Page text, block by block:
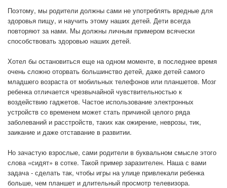
Поэтому, мы родители должны сами не употреблять вредные для
здоровья пищу, и научить этому наших детей. Дети всегда
повторяют за нами. Мы должны личным примером всячески
способствовать здоровью наших детей.
Хотел бы остановиться еще на одном моменте, в последнее время
очень сложно оторвать большинство детей, даже детей самого
младшего возраста от мобильных телефонов или планшетов. Мозг
ребенка отличается чрезвычайной чувствительностью к
воздействию гаджетов. Частое использование электронных
устройств со временем может стать причиной целого ряда
заболеваний и расстройств, таких как ожирение, неврозы, тик,
заикание и даже отставание в развитии.
Но зачастую взрослые, сами родители в буквальном смысле этого
слова «сидят» в сотке. Такой пример заразителен. Наша с вами
задача - сделать так, чтобы игры на улице привлекали ребенка
больше, чем планшет и длительный просмотр телевизора.